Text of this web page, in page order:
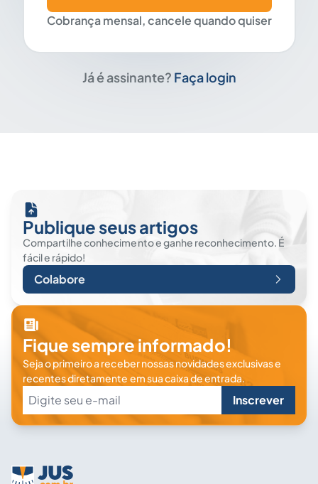
Cobrança mensal, cancele quando quiser
Já é assinante? Faça login
Publique seus artigos
Compartilhe conhecimento e ganhe reconhecimento. É
fácil e rápido!
Colabore
Fique sempre informado!
Seja o primeiro a receber nossas novidades exclusivas e
recentes diretamente em sua caixa de entrada.
Inscrever